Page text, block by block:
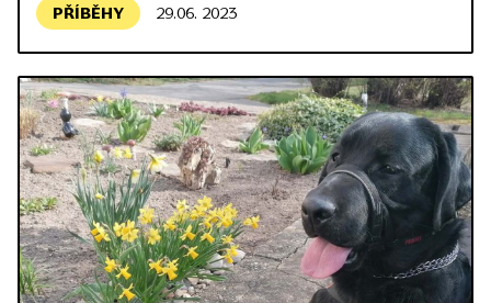
PŘÍBĚHY 29.06. 2023